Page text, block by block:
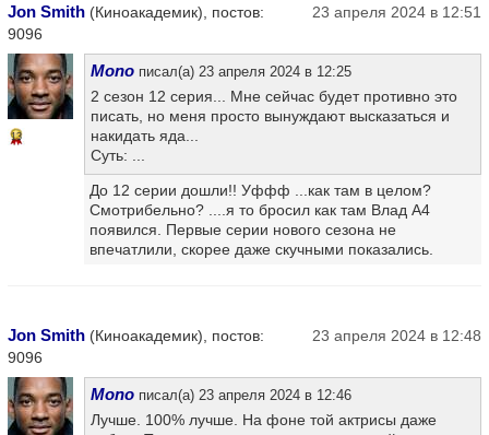
Jon Smith (Киноакадемик), постов:
9096
23 апреля 2024 в 12:51
13
Mono писал(а) 23 апреля 2024 в 12:25
2 сезон 12 серия... Мне сейчас будет противно это
писать, но меня просто вынуждают высказаться и
накидать яда...
Суть: ...
До 12 серии дошли!! Уффф ...как там в целом?
Смотрибельно? ....я то бросил как там Влад А4
появился. Первые серии нового сезона не
впечатлили, скорее даже скучными показались.
Jon Smith (Киноакадемик), постов:
9096
23 апреля 2024 в 12:48
Mono писал(а) 23 апреля 2024 в 12:46
Лучше. 100% лучше. На фоне той актрисы даже